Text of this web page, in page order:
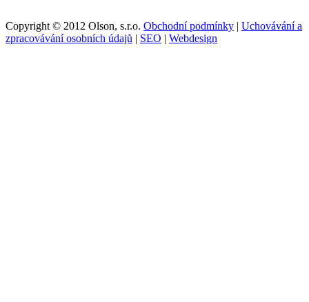
Copyright © 2012 Olson, s.r.o. Obchodní podmínky | Uchovávání a
zpracovávání osobních údajů | SEO | Webdesign